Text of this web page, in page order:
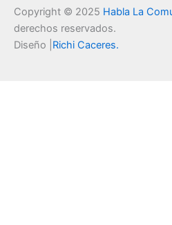
Copyright © 2025 Habla La
derechos reservados.
Diseño | Richi Caceres.